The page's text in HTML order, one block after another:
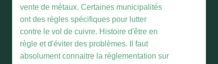
vente de métaux. Certaines municipalités
ont des règles spécifiques pour lutter
contre le vol de cuivre. Histoire d'être en
règle et d'éviter des problèmes. Il faut
absolument connaitre la règlementation sur